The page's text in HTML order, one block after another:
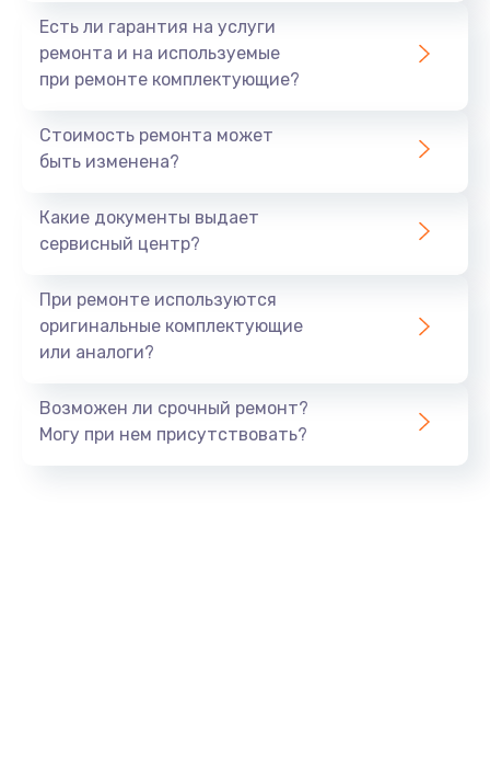
от 3900 руб.
Устранение короткого замыкания
Заказать
Замена процессора
от 500 руб.
Есть ли гарантия на услуги
ремонта и на используемые
при ремонте комплектующие?
Стоимость ремонта может
быть изменена?
Какие документы выдает
сервисный центр?
При ремонте используются
оригинальные комплектующие
или аналоги?
Возможен ли срочный ремонт?
Могу при нем присутствовать?